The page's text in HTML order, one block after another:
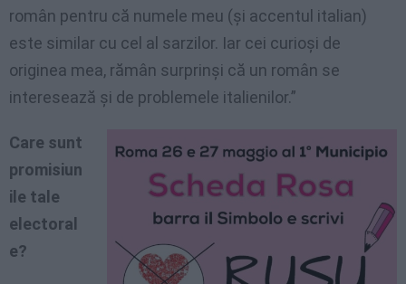
român pentru că numele meu (și accentul italian)
este similar cu cel al sarzilor. Iar cei curioși de
originea mea, rămân surprinși că un român se
interesează și de problemele italienilor.”
Care sunt
promisiun
ile tale
electoral
e?